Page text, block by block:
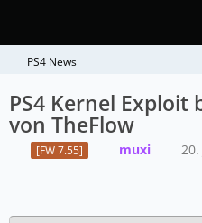
PS4 News
PS4 Kernel Exploit
von TheFlow
[FW 7.55] muxi